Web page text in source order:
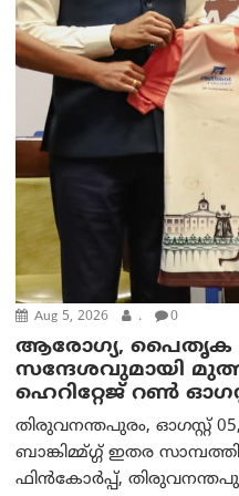
Aug 5, 2026 . 0
ആരോഗ്യ, പൈതൃക
സന്ദേശവുമായി
ഹെറിറ്റേജ് റൺ
തിരുവനന്തപുരം, ഓഗസ്റ്റ്
ബാങ്കിമ്മ്ഗ്ഗ് ഇതര
ഫിൻകോർപ്പ്,